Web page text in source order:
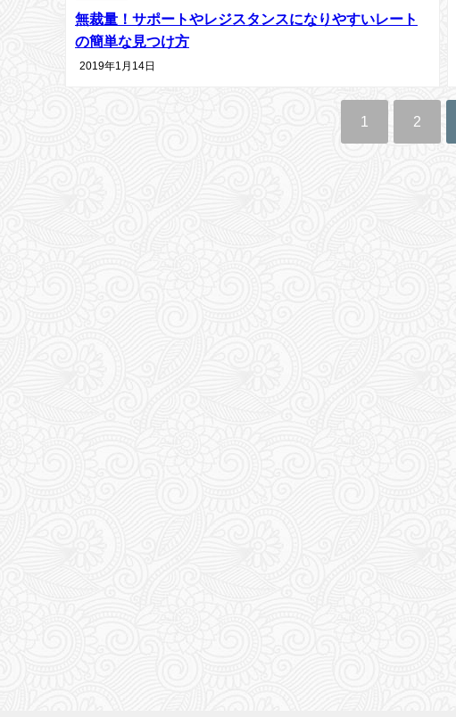
無裁量！サポートやレジスタンスになりやすいレート
の簡単な見つけ方
2019年1月14日
1 2